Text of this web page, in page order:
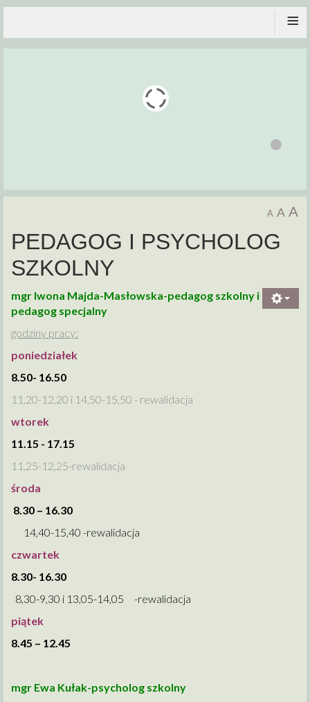
≡
A A A
PEDAGOG I PSYCHOLOG
SZKOLNY
mgr Iwona Majda-Masłowska-pedagog szkolny i
pedagog specjalny
godziny pracy:
poniedziałek
8.50- 16.50
11,20-12,20 i 14,50-15,50 - rewalidacja
wtorek
11.15 - 17.15
11,25-12,25-rewalidacja
środa
8.30 – 16.30
14,40-15,40 -rewalidacja
czwartek
8.30- 16.30
8,30-9,30 i 13,05-14,05 -rewalidacja
piątek
8.45 – 12.45
mgr Ewa Kułak-psycholog szkolny